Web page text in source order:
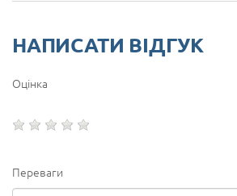
НАПИСАТИ ВІДГУК
Оцінка
Переваги